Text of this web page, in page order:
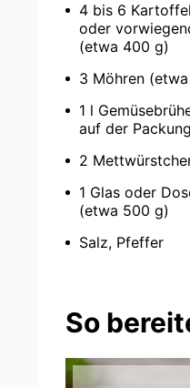
4 bis 6
oder
(etwa 400 g)
3 Möhren
1 l
auf der
2
1 Glas oder
(etwa 500 g)
Salz, Pfeffer
So